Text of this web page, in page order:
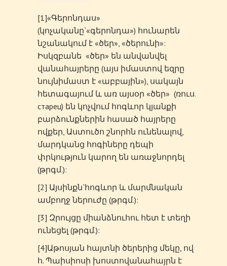
[1]«Գերոնդաս»
(կոչականը`«գերոնդա») հունարեն
նշանակում է «ծեր», «ծերունի»:
Իսկզբանե «ծեր» են անվանվել
վանահայրերը (այս իմաստով եզրը
նույնիմաստ է «աբբային»), սակայն
հետագայում և առ այսօր «ծեր» (ռուս.
старец) են կոչվում հոգևոր կյանքի
բարձունքներին հասած հայրերը
ովքեր, Աստուծո շնորհն ունենալով,
մարդկանց հոգիները դեպի
փրկություն կարող են առաջնորդել
(թրգմ.):
[2] Այսինքն`հոգևոր և մարմնական
ամբողջ ներուժը (թրգմ.):
[3] Զրույցը միանձնուհու հետ է տեղի
ունեցել (թրգմ.):
[4]Աթոսյան հայտնի ծերերից մեկը, ով
հ. Պաիսիոսի խոստովանահայրն է